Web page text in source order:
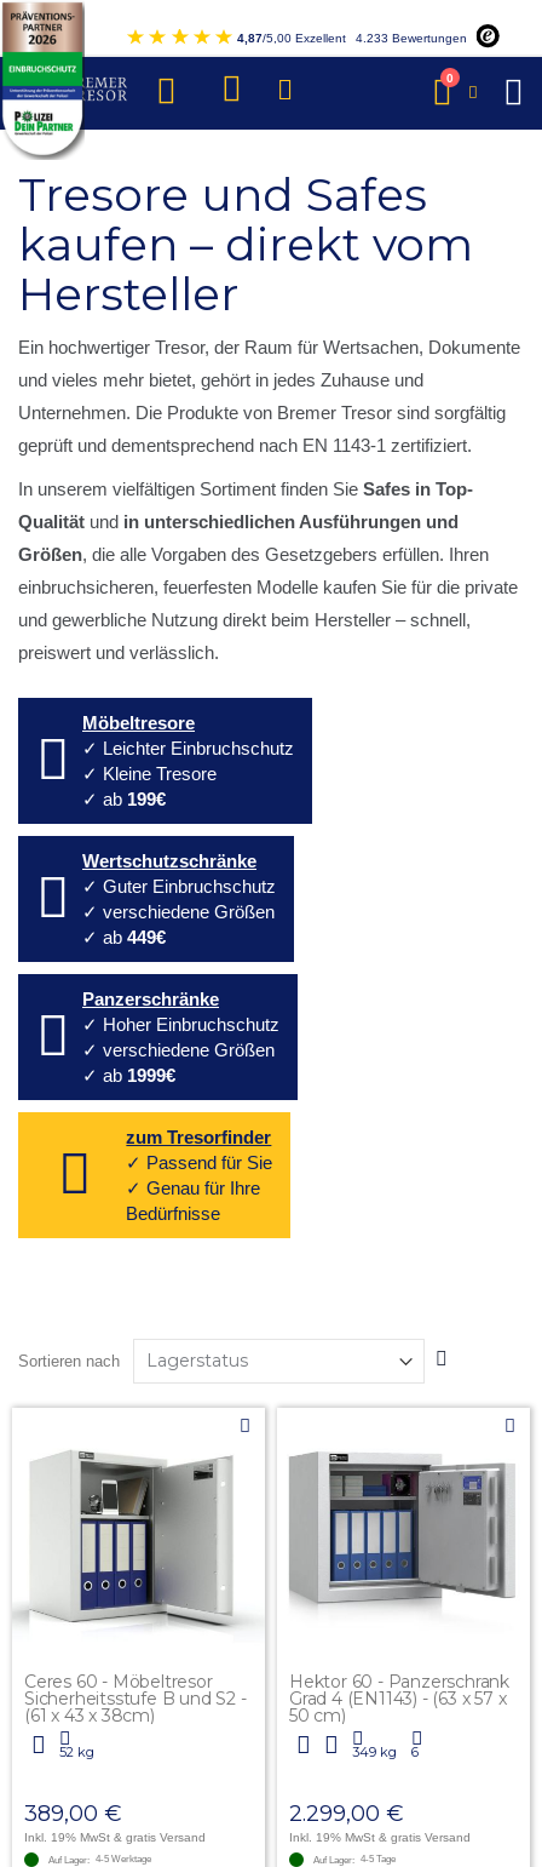
Direkt
zum
Inhalt
4,87/5,00 Exzellent 4.233 Bewertungen
Warenkorb
0 Artikel
Tresore und Safes
kaufen – direkt vom
Hersteller
Ein hochwertiger Tresor, der Raum für Wertsachen, Dokumente
und vieles mehr bietet, gehört in jedes Zuhause und
Unternehmen. Die Produkte von Bremer Tresor sind sorgfältig
geprüft und dementsprechend nach EN 1143-1 zertifiziert.
In unserem vielfältigen Sortiment finden Sie Safes in Top-
Qualität und in unterschiedlichen Ausführungen und
Größen, die alle Vorgaben des Gesetzgebers erfüllen. Ihren
einbruchsicheren, feuerfesten Modelle kaufen Sie für die private
und gewerbliche Nutzung direkt beim Hersteller – schnell,
preiswert und verlässlich.
Möbeltresore
✓ Leichter Einbruchschutz
✓ Kleine Tresore
✓ ab 199€
Wertschutzschränke
✓ Guter Einbruchschutz
✓ verschiedene Größen
✓ ab 449€
Panzerschränke
✓ Hoher Einbruchschutz
✓ verschiedene Größen
✓ ab 1999€
zum Tresorfinder
✓ Passend für Sie
✓ Genau für Ihre
Bedürfnisse
Sortieren nach
Ceres 60 - Möbeltresor
Sicherheitsstufe B und S2 -
(61 x 43 x 38cm)
52 kg
389,00 €
Inkl. 19% MwSt & gratis Versand
Auf Lager: 4-5 Werktage
Hektor 60 - Panzerschrank
Grad 4 (EN1143) - (63 x 57 x
50 cm)
349 kg 6
2.299,00 €
Inkl. 19% MwSt & gratis Versand
Auf Lager: 4-5 Tage